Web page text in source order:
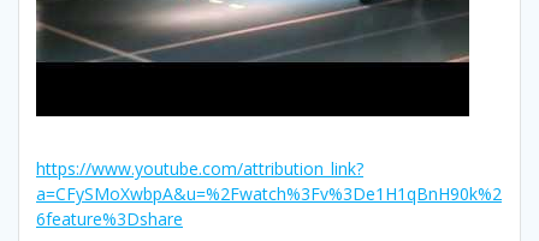
https://www.youtube.com/attribution_link?
a=CFySMoXwbpA&u=%2Fwatch%3Fv%3De1H1qBnH90k%2
6feature%3Dshare